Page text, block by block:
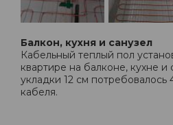
Балкон, кухня и санузел
Кабельный теплый пол
квартире на балконе, кухне и
укладки 12 см потребовалось
кабеля.